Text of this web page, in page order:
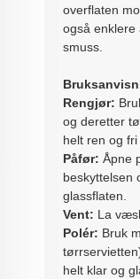
overflaten
også enklere
smuss.
Rengjør:
og deretter
helt ren og fri
Påfør: Åpne
beskyttelsen
glassflaten.
Vent: La
Polér: Bruk
helt klar og